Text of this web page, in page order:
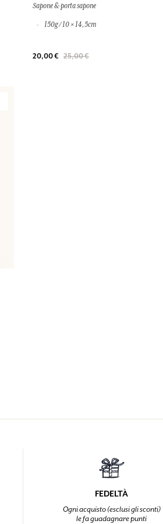
Sapone & porta sapone
150g / 10 × 14,5cm
20,00 € 25,00 €
FEDELTÀ
Ogni acquisto (esclusi gli sconti)
le fa guadagnare punti